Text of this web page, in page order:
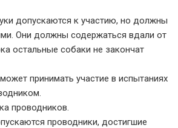
допускаются к участию, но должны
Они должны содержаться вдали от
остальные собаки не закончат
принимать участие в испытаниях
проводников.
проводники, достигшие